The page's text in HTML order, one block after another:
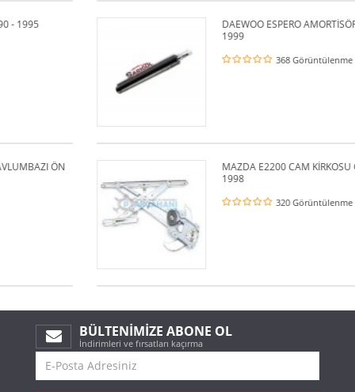
ÖN
DAEWOO ESPERO AMORTİSÖR ÖN SOL
368 Görüntülenme
MAZDA E2200 CAM KİRKOSU ÖN SAG
1998
320 Görüntülenme
BÜLTENIMIZE ABONE OL
İndirimleri ve fırsatları kaçırma